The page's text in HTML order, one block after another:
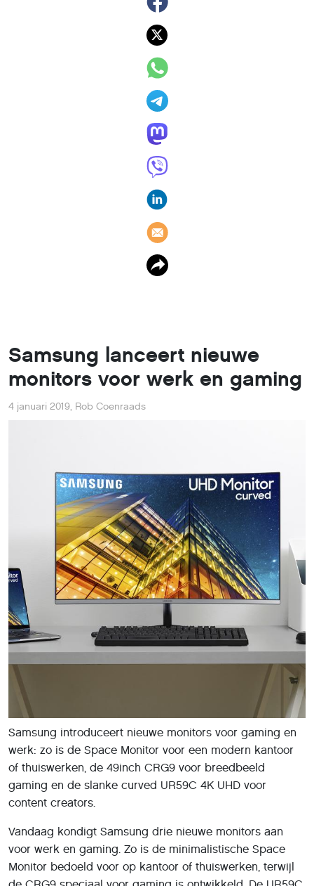
Samsung lanceert nieuwe
monitors voor werk en gaming
4 januari 2019, Rob Coenraads
Samsung introduceert nieuwe monitors voor gaming en
werk: zo is de Space Monitor voor een modern kantoor
of thuiswerken, de 49inch CRG9 voor breedbeeld
gaming en de slanke curved UR59C 4K UHD voor
content creators.
Vandaag kondigt Samsung drie nieuwe monitors aan
voor werk en gaming. Zo is de minimalistische Space
Monitor bedoeld voor op kantoor of thuiswerken, terwijl